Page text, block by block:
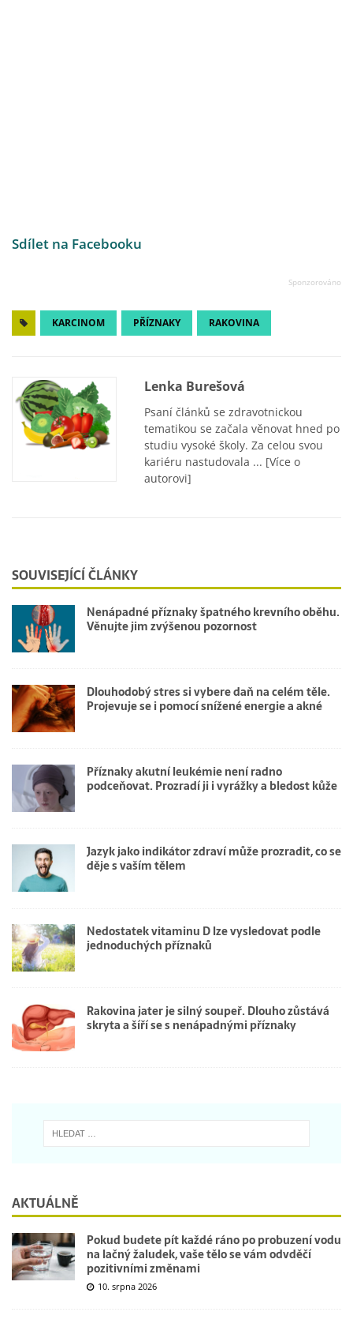
Sdílet na Facebooku
KARCINOM PŘÍZNAKY RAKOVINA
Lenka Burešová
Psaní článků se zdravotnickou
tematikou se začala věnovat hned po
studiu vysoké školy. Za celou svou
kariéru nastudovala ... [Více o
autorovi]
SOUVISEJÍCÍ ČLÁNKY
Nenápadné příznaky špatného krevního oběhu.
Věnujte jim zvýšenou pozornost
Dlouhodobý stres si vybere daň na celém těle.
Projevuje se i pomocí snížené energie a akné
Příznaky akutní leukémie není radno
podceňovat. Prozradí ji i vyrážky a bledost kůže
Jazyk jako indikátor zdraví může prozradit, co se
děje s vaším tělem
Nedostatek vitaminu D lze vysledovat podle
jednoduchých příznaků
Rakovina jater je silný soupeř. Dlouho zůstává
skryta a šíří se s nenápadnými příznaky
AKTUÁLNĚ
Pokud budete pít každé ráno po probuzení vodu
na lačný žaludek, vaše tělo se vám odvděčí
pozitivními změnami
10. srpna 2026